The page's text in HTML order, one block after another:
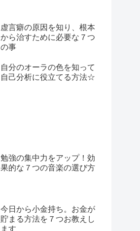
虚言癖の原因を知り、根本
から治すために必要な７つ
の事
自分のオーラの色を知って
自己分析に役立てる方法☆
勉強の集中力をアップ！効
果的な７つの音楽の選び方
今日から小金持ち。お金が
貯まる方法を７つお教えし
ます